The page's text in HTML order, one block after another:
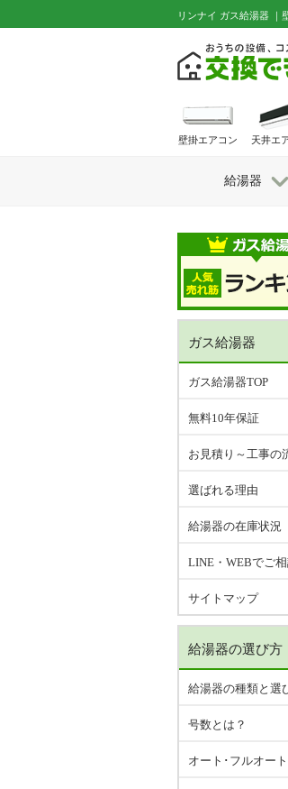
リンナイ ガス給湯器 ｜
ガス給湯器
ガス給湯器TOP
無料10年保証
お見積り～工事の
選ばれる理由
給湯器の在庫状況
LINE・WEBでご
サイトマップ
給湯器の選び方
給湯器の種類と選
号数とは？
オート･フルオー
壁掛エアコン 天井エ
給湯器